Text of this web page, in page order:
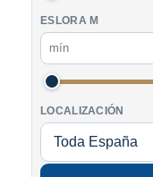
ESLORA M
LOCALIZACIÓN